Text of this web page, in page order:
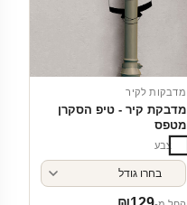
מדבקות לקיר
מדבקת קיר - טיפ הסקרן
מטפס
צבע